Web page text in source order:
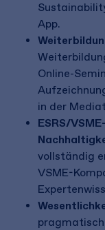
App.
Online-
in der
ESRS/VSME-
vollständig
VSME-